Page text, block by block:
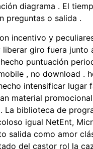
diagrama . El
preguntas o salida .
incentivo y
giro fuera junto
puntuación
, no download .
intensificar lugar
material
La biblioteca de
igual NetEnt,
salida como amor
del castor rol la